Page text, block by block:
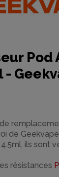
Pod
-
de
ils sont
résistances